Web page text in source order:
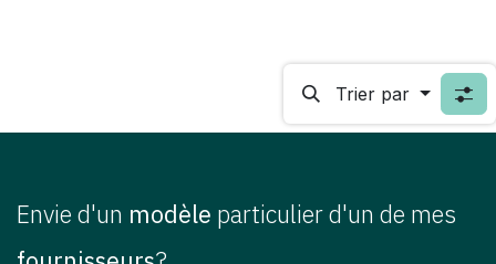
Trier par
Envie d'un modèle particulier d'un de mes